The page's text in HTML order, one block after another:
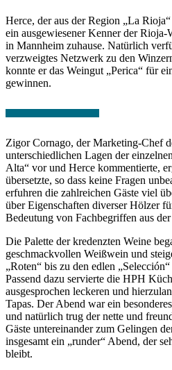
Herce, der aus der Region „La
ein ausgewiesener Kenner der Rioja-
in Mannheim zuhause. Natürlich
verzweigtes Netzwerk zu den
konnte er das Weingut „Perica“ für
gewinnen.
Zigor Cornago, der Marketing-Chef
unterschiedlichen Lagen der
Alta“ vor und Herce kommentierte,
übersetzte, so dass keine Fragen
erfuhren die zahlreichen Gäste viel
über Eigenschaften diverser Hölzer
Bedeutung von Fachbegriffen aus
Die Palette der kredenzten Weine
geschmackvollen Weißwein und
„Roten“ bis zu den edlen
Passend dazu servierte die HPH
ausgesprochen leckeren und
Tapas. Der Abend war ein
und natürlich trug der nette und
Gäste untereinander zum Gelingen
insgesamt ein „runder“ Abend, der
bleibt.